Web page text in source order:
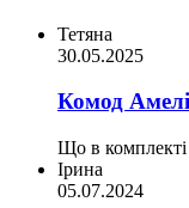
Тетяна
30.05.2025
Комод
Що в комплекті
Ірина
05.07.2024